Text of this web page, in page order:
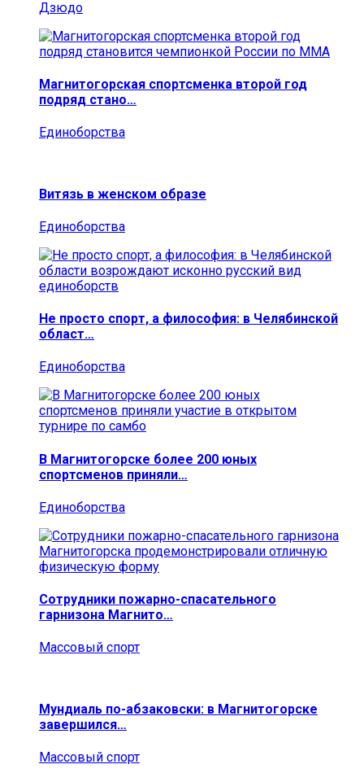
Дзюдо
Магнитогорская спортсменка второй год
подряд стано…
Единоборства
Витязь в женском образе
Единоборства
Не просто спорт, а философия: в Челябинской
област…
Единоборства
В Магнитогорске более 200 юных
спортсменов приняли…
Единоборства
Сотрудники пожарно-спасательного
гарнизона Магнито…
Массовый спорт
Мундиаль по-абзаковски: в Магнитогорске
завершился…
Массовый спорт